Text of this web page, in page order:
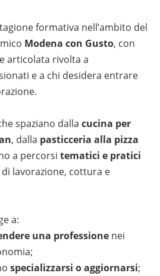
formativa nell’ambito del
Modena con Gusto, con
articolata rivolta a
e a chi desidera entrare
spaziano dalla cucina per
, dalla pasticceria alla pizza
a percorsi tematici e pratici
lavorazione, cottura e
a:
una professione nei
specializzarsi o aggiornarsi;